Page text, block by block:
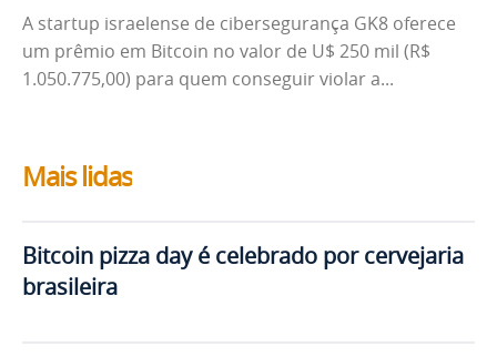
A startup israelense de cibersegurança GK8 oferece
um prêmio em Bitcoin no valor de U$ 250 mil (R$
1.050.775,00) para quem conseguir violar a...
Mais lidas
Bitcoin pizza day é celebrado por cervejaria
brasileira